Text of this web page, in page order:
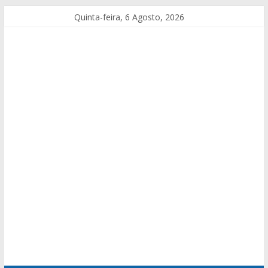
Quinta-feira, 6 Agosto, 2026